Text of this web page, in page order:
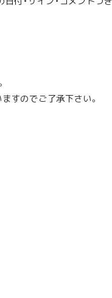
すのでご了承下さい。